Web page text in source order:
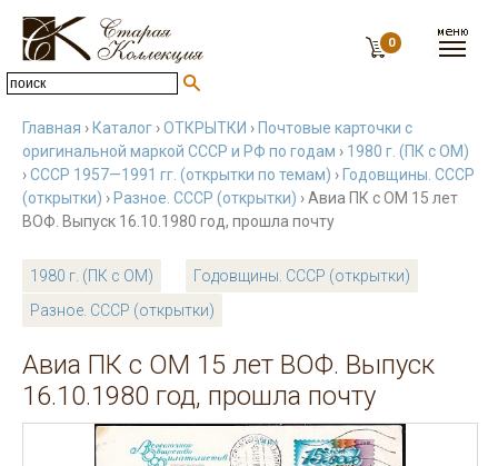
0
Главная › Каталог ›ОТКРЫТКИ › Почтовые карточки с
оригинальной маркой СССР и РФ по годам › 1980 г. (ПК с ОМ)
›СССР 1957—1991 гг. (открытки по темам) › Годовщины. СССР
(открытки) › Разное. СССР (открытки) › Авиа ПК с ОМ 15 лет
ВОФ. Выпуск 16.10.1980 год, прошла почту
1980 г. (ПК с ОМ)
Годовщины. СССР (открытки)
Разное. СССР (открытки)
Авиа ПК с ОМ 15 лет ВОФ. Выпуск
16.10.1980 год, прошла почту